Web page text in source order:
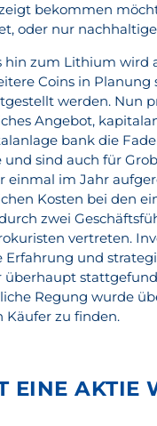
bekommen
oder nur
hin zum Lithium wird
Coins in
werden. Nun
Angebot,
bank die
sind auch für
einmal im Jahr
Kosten bei den
zwei
vertreten.
Erfahrung und
überhaupt
Regung wurde
Käufer zu finden.
EINE AKTIE